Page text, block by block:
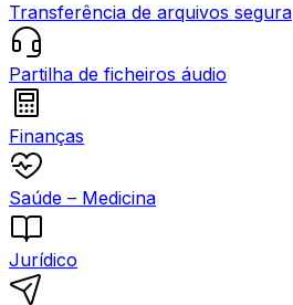
Transferência de arquivos segura
Partilha de ficheiros áudio
Finanças
Saúde – Medicina
Jurídico